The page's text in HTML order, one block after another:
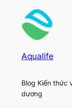
Aqualife
Blog Kiến thức
dương